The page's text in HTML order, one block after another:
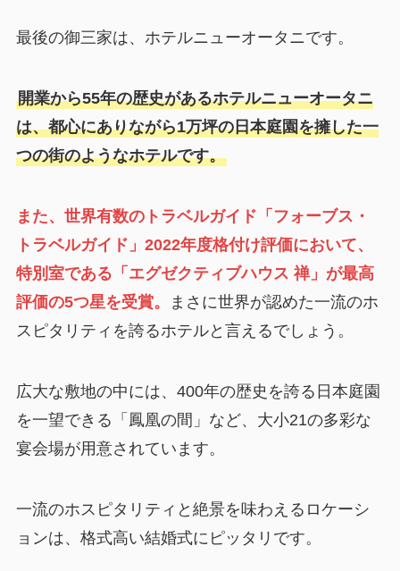
最後の御三家は、ホテルニューオータニです。
開業から55年の歴史があるホテルニューオータニ
は、都心にありながら1万坪の日本庭園を擁した一
つの街のようなホテルです。
また、世界有数のトラベルガイド「フォーブス・
トラベルガイド」2022年度格付け評価において、
特別室である「エグゼクティブハウス 禅」が最高
評価の5つ星を受賞。
まさに世界が認めた一流のホ
スピタリティを誇るホテルと言えるでしょう。
広大な敷地の中には、400年の歴史を誇る日本庭園
を一望できる「鳳凰の間」など、大小21の多彩な
宴会場が用意されています。
一流のホスピタリティと絶景を味わえるロケーシ
ョンは、格式高い結婚式にピッタリです。